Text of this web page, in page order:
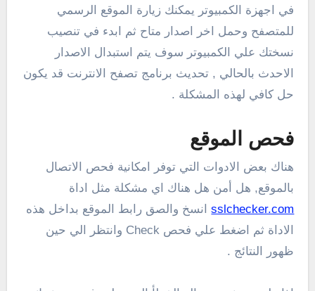
في اجهزة الكمبيوتر يمكنك زيارة الموقع الرسمي
للمتصفح وحمل اخر اصدار متاح ثم ابدء في تنصيب
نسختك علي الكمبيوتر سوف يتم استبدال الاصدار
الاحدث بالحالي , تحديث برنامج تصفح الانترنت قد يكون
حل كافي لهذه المشكلة .
فحص الموقع
هناك بعض الادوات التي توفر امكانية فحص الاتصال
بالموقع, هل أمن هل هناك اي مشكلة مثل اداة
sslchecker.comانسخ والصق رابط الموقع بداخل هذه
الاداة ثم اضغط علي فحص Check وانتظر الي حين
ظهور النتائج .